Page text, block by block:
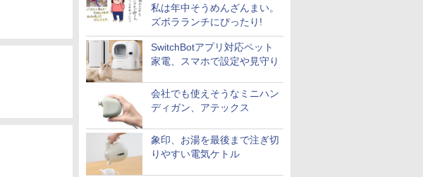
私は年中そうめんざんまい。
ズボラランチにぴったり!
SwitchBotアプリ対応ペット
家電、スマホで設定や見守り
会社でも使えそうなミニハン
ディガン、アテックス
象印、お湯を最後まで注ぎ切
りやすい電気ケトル